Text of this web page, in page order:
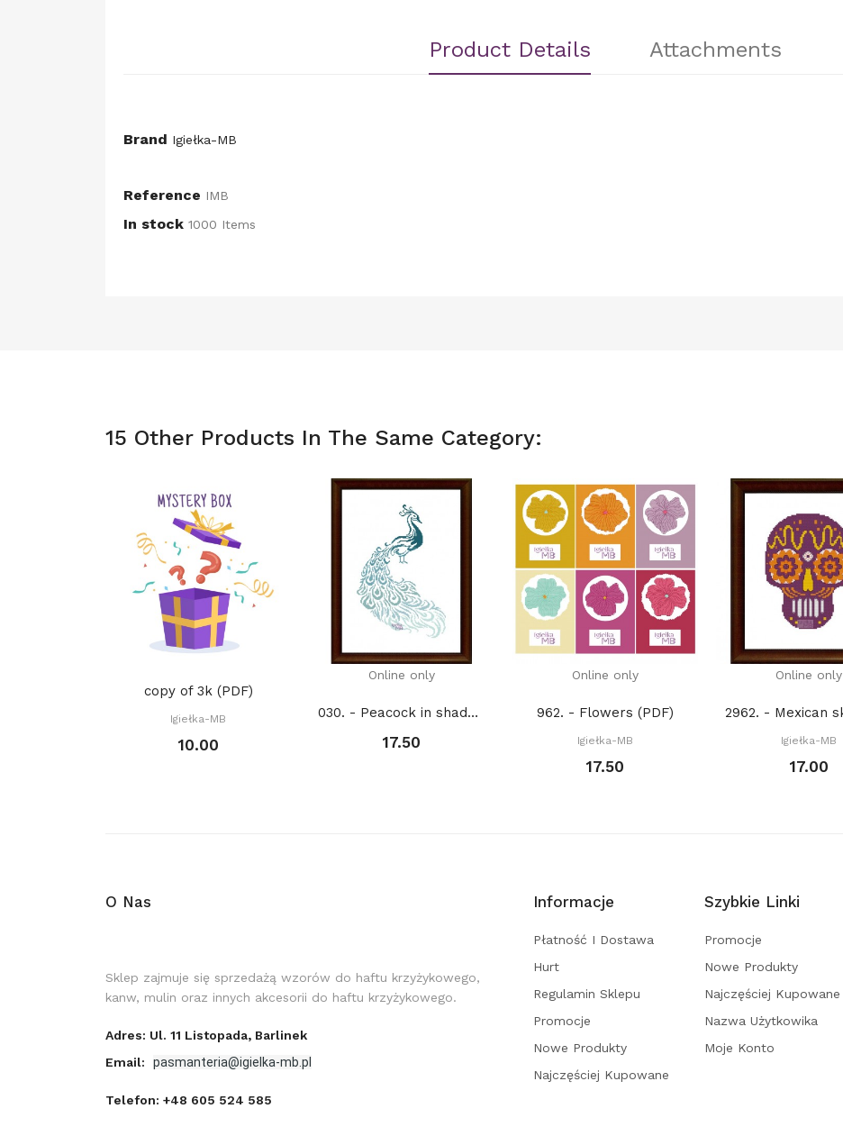
Product Details Attachments
Brand Igiełka-MB
Reference IMB
In stock 1000 Items
15 Other Products In The Same Category:
copy of 3k (PDF)
Igiełka-MB
10.00
Online only
030. - Peacock in shades of turquoise (PDF)
17.50
Online only
962. - Flowers (PDF)
Igiełka-MB
17.50
Online only
Igiełka-MB
17.00
O Nas
Sklep zajmuje się sprzedażą wzorów do haftu krzyżykowego,
kanw, mulin oraz innych akcesorii do haftu krzyżykowego.
Adres: Ul. 11 Listopada, Barlinek
Email:
pasmanteria@igielka-mb.pl
Telefon: +48 605 524 585
Informacje
Płatność I Dostawa
Hurt
Regulamin Sklepu
Promocje
Nowe Produkty
Najczęściej Kupowane
Szybkie Linki
Promocje
Nowe Produkty
Najczęściej Kupowane
Nazwa Użytkowika
Moje Konto